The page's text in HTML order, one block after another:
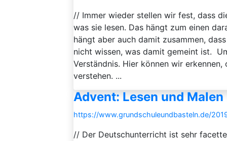
// Immer wieder stellen wir fest, dass
was sie lesen. Das hängt zum einen
hängt aber auch damit zusammen,
nicht wissen, was damit gemeint ist.
Verständnis. Hier können wir
verstehen. ...
Advent: Lesen und Malen
https://www.grundschuleundbasteln.de/
// Der Deutschunterricht ist sehr